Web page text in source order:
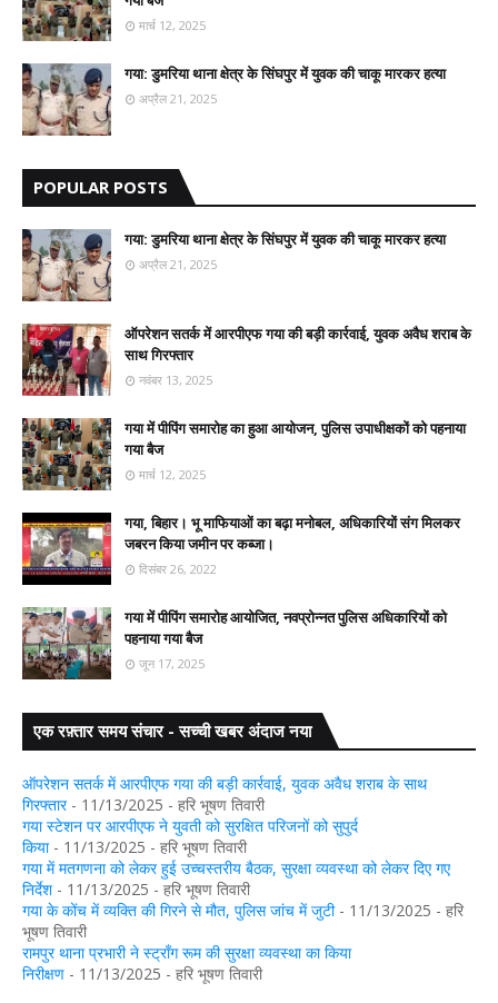
मार्च 12, 2025
गया: डुमरिया थाना क्षेत्र के सिंघपुर में युवक की चाकू मारकर हत्या
अप्रैल 21, 2025
POPULAR POSTS
गया: डुमरिया थाना क्षेत्र के सिंघपुर में युवक की चाकू मारकर हत्या
अप्रैल 21, 2025
ऑपरेशन सतर्क में आरपीएफ गया की बड़ी कार्रवाई, युवक अवैध शराब के
साथ गिरफ्तार
नवंबर 13, 2025
गया में पीपिंग समारोह का हुआ आयोजन, पुलिस उपाधीक्षकों को पहनाया
गया बैज
मार्च 12, 2025
गया, बिहार। भू माफियाओं का बढ़ा मनोबल, अधिकारियों संग मिलकर
जबरन किया जमीन पर कब्जा।
दिसंबर 26, 2022
गया में पीपिंग समारोह आयोजित, नवप्रोन्नत पुलिस अधिकारियों को
पहनाया गया बैज
जून 17, 2025
एक रफ़्तार समय संचार - सच्ची खबर अंदाज नया
ऑपरेशन सतर्क में आरपीएफ गया की बड़ी कार्रवाई, युवक अवैध शराब के साथ
गिरफ्तार- 11/13/2025 - हरि भूषण तिवारी
गया स्टेशन पर आरपीएफ ने युवती को सुरक्षित परिजनों को सुपुर्द
किया- 11/13/2025 - हरि भूषण तिवारी
गया में मतगणना को लेकर हुई उच्चस्तरीय बैठक, सुरक्षा व्यवस्था को लेकर दिए गए
निर्देश- 11/13/2025 - हरि भूषण तिवारी
गया के कोंच में व्यक्ति की गिरने से मौत, पुलिस जांच में जुटी- 11/13/2025 - हरि
भूषण तिवारी
रामपुर थाना प्रभारी ने स्ट्रॉंग रूम की सुरक्षा व्यवस्था का किया
निरीक्षण - 11/13/2025 - हरि भूषण तिवारी